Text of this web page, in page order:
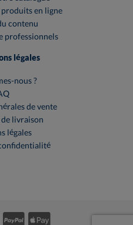
en ligne
contenu
professionnels
légales
nous ?
de vente
livraison
légales